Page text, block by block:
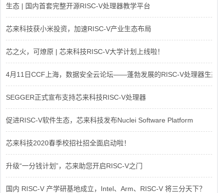
生态 | 国内首套完整开源RISC-V处理器教学平台
芯来科技获小米投资，加速RISC-V产业生态布局
芯之火，可燎原 | 芯来科技RISC-V大学计划上线啦！
4月11日CCF上海，数据安全云论坛——蓬勃发展的RISC-V处理器生态
SEGGER正式宣布支持芯来科技RISC-V处理器
促进RISC-V软件生态，芯来科技发布Nuclei Software Platform
芯来科技2020春季校招社招全面启动啦！
升级“一分钱计划”，芯来助您开启RISC-V之门
国内 RISC-V 产学研基地成立，Intel、Arm、RISC-V 将三分天下？